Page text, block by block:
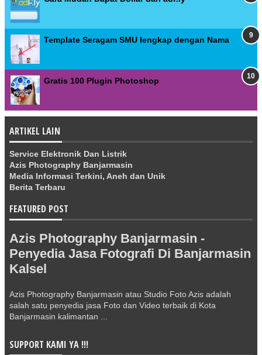
Template Seragam SMU lengkap dengan Nama
Gratis 100 Plugin Photoshop
ARTIKEL LAIN
Service Elektronik Dan Listrik
Azis Photography Banjarmasin
Media Informasi Terkini, Aneh dan Unik
Berita Terbaru
FEATURED POST
Azis Photography Banjarmasin -
Penyedia Jasa Fotografi Di Banjarmasin
Kalsel
Azis Photography Banjarmasin atau Studio Foto Azis adalah
salah satu penyedia jasa Foto dan Video terbaik di Kota
Banjarmasin kalimantan ...
SUPPORT KAMI YA !!!